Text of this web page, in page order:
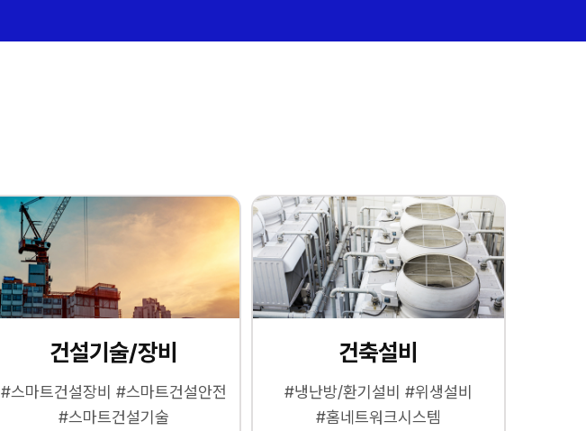
건설기술/장비
#스마트건설장비 #스마트건설안전
#스마트건설기술
건축설비
#냉난방/환기설비 #위생설비
#홈네트워크시스템